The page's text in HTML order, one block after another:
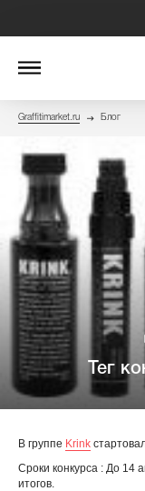
Graffitimarket.ru Блог
Тег
В группе Krink
Сроки конкурса : До 14
итогов.